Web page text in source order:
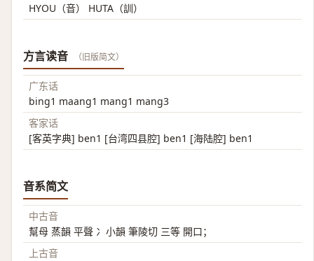
HYOU（音） HUTA（訓）
方言读音 （旧版简文）
广东话
bing1 maang1 mang1 mang3
客家话
[客英字典] ben1 [台湾四县腔] ben1 [海陆腔] ben1
音系简文
中古音
幫母 蒸韻 平聲 冫小韻 筆陵切 三等 開口；
上古音